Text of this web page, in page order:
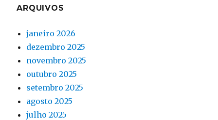
ARQUIVOS
janeiro 2026
dezembro 2025
novembro 2025
outubro 2025
setembro 2025
agosto 2025
julho 2025